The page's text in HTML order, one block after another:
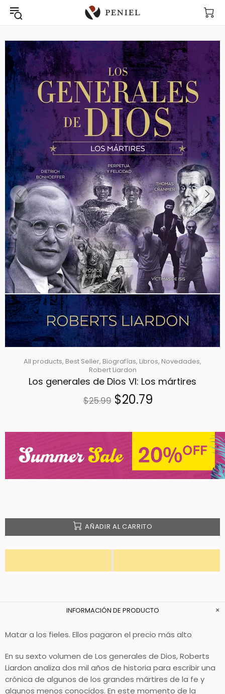
All products, Best Seller, Biografías, Libros, Novedades,
Robert Liardon
Los generales de Dios VI: Los mártires
$25.99 $20.79
AÑADIR AL CARRITO
INFORMACIÓN DE PRODUCTO
Matar a los fieles. Ellos pagaron el precio más alto
En su sexto volumen de Los generales de Dios, Roberts
Liardon analiza dos mil años de historia para escribir una
crónica de algunos de los grandes mártires de la fe y
algunos menos conocidos. En este momento de la